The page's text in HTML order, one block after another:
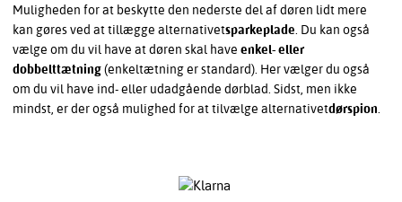
Muligheden for at beskytte den nederste del af døren lidt mere
kan gøres ved at tillægge alternativetsparkeplade. Du kan også
vælge om du vil have at døren skal have enkel- eller
dobbelttætning(enkeltætning er standard). Her vælger du også
om du vil have ind- eller udadgående dørblad. Sidst, men ikke
mindst, er der også mulighed for at tilvælge alternativetdørspion.